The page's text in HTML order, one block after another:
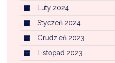
Luty 2024
Styczeń 2024
Grudzień 2023
Listopad 2023